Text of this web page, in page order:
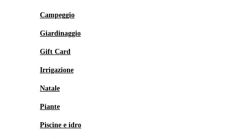
Campeggio
Giardinaggio
Gift Card
Irrigazione
Natale
Piante
Piscine e idro